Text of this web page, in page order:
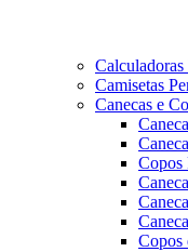
Calculadoras
Camisetas
Canecas e
Copos
Copos